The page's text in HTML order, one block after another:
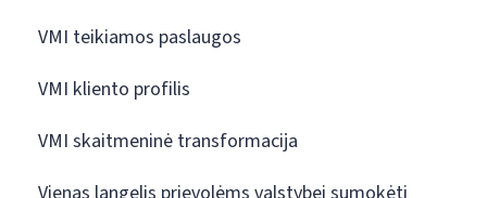
VMI teikiamos paslaugos
VMI kliento profilis
VMI skaitmeninė transformacija